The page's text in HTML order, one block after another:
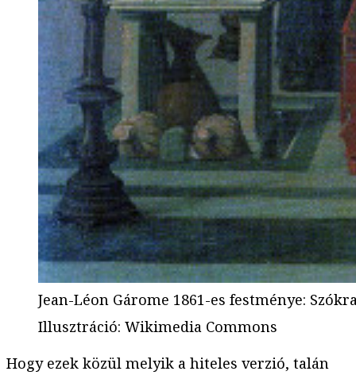
Jean-Léon Gárome 1861-es festménye:
Illusztráció: Wikimedia Commons
Hogy ezek közül melyik a hiteles verzió, talán